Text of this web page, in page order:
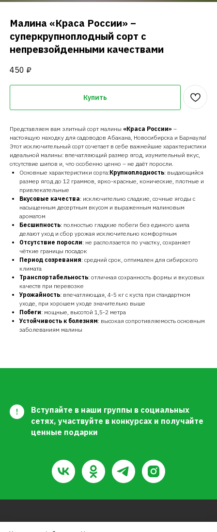
Малина «Краса России» –
суперкрупноплодный сорт с
непревзойденными качествами
450 ₽
Купить
Представляем вам элитный сорт малины «Краса России» –
настоящую находку для садоводов Абакана, Новосибирска и Барнаула!
Этот исключительный сорт сочетает в себе важнейшие характеристики
идеальной малины: впечатляющий размер ягод, изумительный вкус,
отсутствие шипов и, что особенно ценно – не даёт поросли.
Основные характеристики сорта:Крупноплодность: выдающийся
размер ягод до 12 граммов, ярко-красные, конические, плотные и
привлекательные
Вкусовые качества: исключительно сладкие, сочные ягоды с
насыщенным десертным вкусом и выраженным малиновым
ароматом
Бесшипность: полностью гладкие побеги без единого шипа
делают уход и сбор урожая исключительно комфортным
Отсутствие поросли: не расползается по участку, сохраняет
чёткие границы посадок
Период созревания: средний срок, оптимален для сибирского
климата
Транспортабельность: отличная сохранность формы и вкусовых
качеств при перевозке
Урожайность: впечатляющая, 4-5 кг с куста при стандартном
уходе, при хорошем уходе значительно выше
Побеги: мощные, высотой 1,5-2 метра
Устойчивость к болезням: высокая сопротивляемость основным
заболеваниям малины
!
Вступайте в наши группы в социальных
сетях, участвуйте в конкурсах и получайте
ценные подарки